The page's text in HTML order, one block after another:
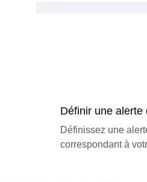
Définir une alerte
Définissez une
correspondant à